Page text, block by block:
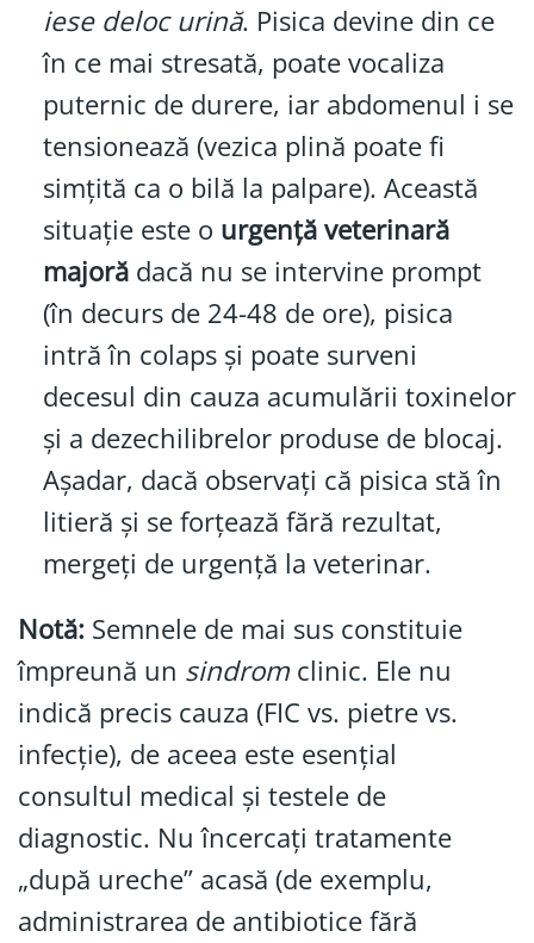
iese deloc urină. Pisica devine din ce
în ce mai stresată, poate vocaliza
puternic de durere, iar abdomenul i se
tensionează (vezica plină poate fi
simțită ca o bilă la palpare). Această
situație este o urgență veterinară
majorădacă nu se intervine prompt
(în decurs de 24-48 de ore), pisica
intră în colaps și poate surveni
decesul din cauza acumulării toxinelor
și a dezechilibrelor produse de blocaj.
Așadar, dacă observați că pisica stă în
litieră și se forțează fără rezultat,
mergeți de urgență la veterinar.
Notă: Semnele de mai sus constituie
împreună un sindrom clinic. Ele nu
indică precis cauza (FIC vs. pietre vs.
infecție), de aceea este esențial
consultul medical și testele de
diagnostic. Nu încercați tratamente
„după ureche” acasă (de exemplu,
administrarea de antibiotice fără